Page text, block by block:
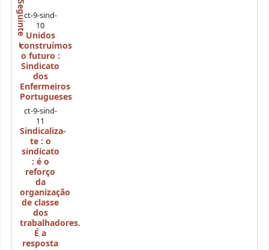
Seguintect-9-sind-
10
Unidos
construímos
o futuro :
Sindicato
dos
Enfermeiros
Portugueses
ct-9-sind-
11
Sindicaliza-
te : o
sindicato
: é o
reforço
da
organização
de classe
dos
trabalhadores.
É a
resposta